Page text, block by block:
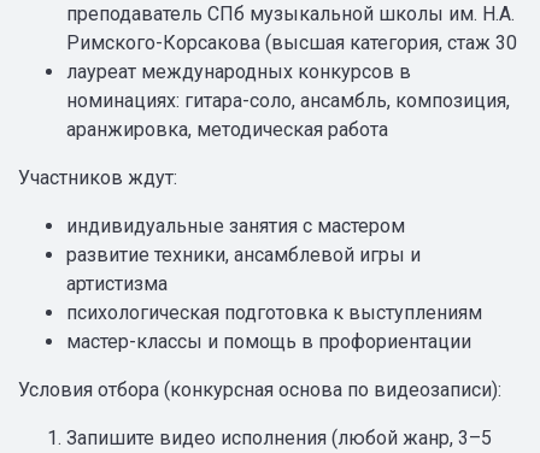
преподаватель СПб музыкальной школы им. Н.А.
Римского-Корсакова (высшая категория, стаж 30
лауреат международных конкурсов в
номинациях: гитара-соло, ансамбль, композиция,
аранжировка, методическая работа
Участников ждут:
индивидуальные занятия с мастером
развитие техники, ансамблевой игры и
артистизма
психологическая подготовка к выступлениям
мастер-классы и помощь в профориентации
Условия отбора (конкурсная основа по видеозаписи):
Запишите видео исполнения (любой жанр, 3–5